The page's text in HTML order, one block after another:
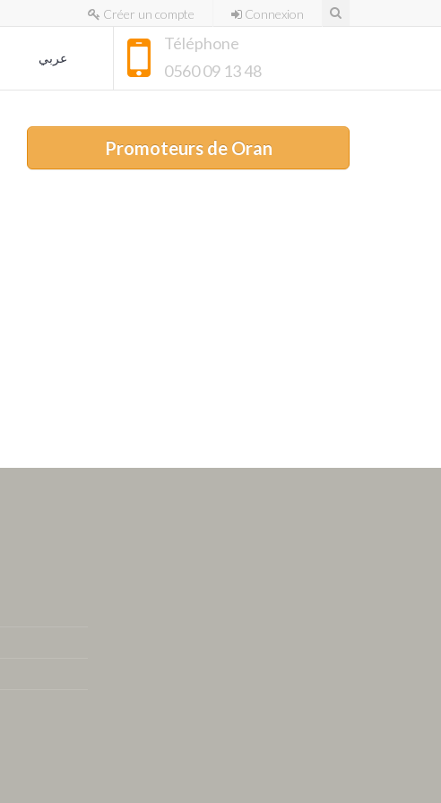
Créer un compte Connexion
Téléphone
0560 09 13 48
Promoteurs de Oran